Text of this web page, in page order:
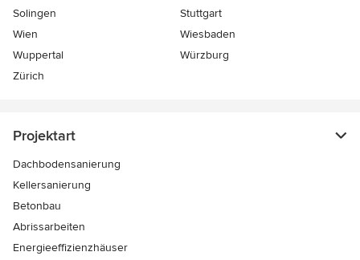
Solingen
Stuttgart
Wien
Wiesbaden
Wuppertal
Würzburg
Zürich
Projektart
Dachbodensanierung
Kellersanierung
Betonbau
Abrissarbeiten
Energieeffizienzhäuser